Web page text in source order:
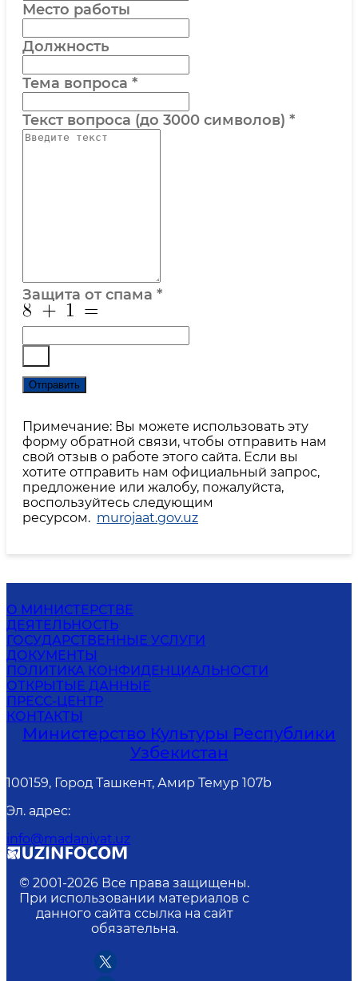
Место работы
Должность
Тема вопроса *
Текст вопроса (до 3000 символов) *
Защита от спама *
Отправить
Примечание: Вы можете использовать эту
форму обратной связи, чтобы отправить нам
свой отзыв о работе этого сайта. Если вы
хотите отправить нам официальный запрос,
предложение или жалобу, пожалуйста,
воспользуйтесь следующим
ресурсом. murojaat.gov.uz
О МИНИСТЕРСТВЕ
ДЕЯТЕЛЬНОСТЬ
ГОСУДАРСТВЕННЫЕ УСЛУГИ
ДОКУМЕНТЫ
ПОЛИТИКА КОНФИДЕНЦИАЛЬНОСТИ
ОТКРЫТЫЕ ДАННЫЕ
ПРЕСС-ЦЕНТР
КОНТАКТЫ
Министерство Культуры Республики
Узбекистан
100159, Город Ташкент, Амир Темур 107b
Эл. адрес:
info@madaniyat.uz
© 2001-2026 Все права защищены.
При использовании материалов с
данного сайта ссылка на сайт
обязательна.